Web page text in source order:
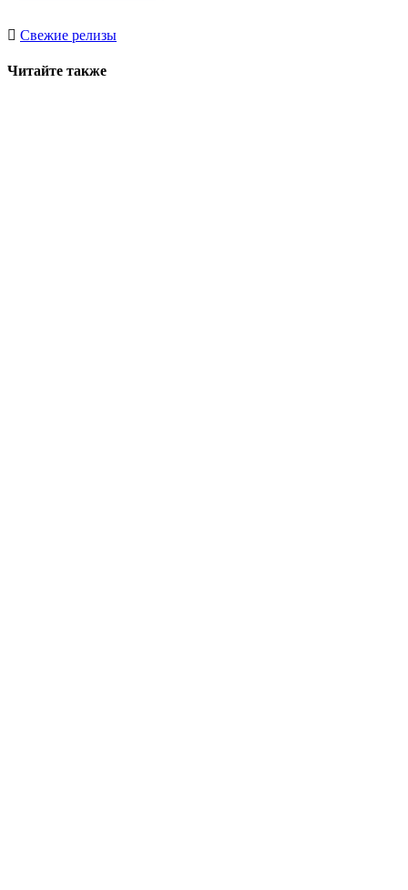
Свежие релизы
Читайте также